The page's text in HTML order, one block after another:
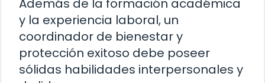
Además de la formación académica
y la experiencia laboral, un
coordinador de bienestar y
protección exitoso debe poseer
sólidas habilidades interpersonales y